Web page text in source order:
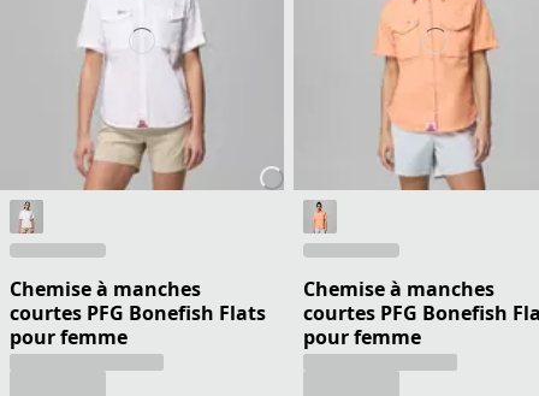
Chemise à manches
courtes PFG Bonefish Flats
pour femme
Chemise à manches
courtes PFG Bonefish
pour femme